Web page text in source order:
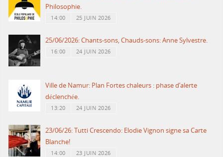
Philosophie.
14:00 25 JUIN 2026
25/06/2026: Chants-sons, Chauds-sons: Anne Sylvestre.
16:00 24 JUIN 2026
Ville de Namur: Plan Fortes chaleurs : phase d’alerte
déclenchée.
13:20 24 JUIN 2026
23/06/26: Tutti Crescendo: Elodie Vignon signe sa Carte
Blanche!
14:00 23 JUIN 2026